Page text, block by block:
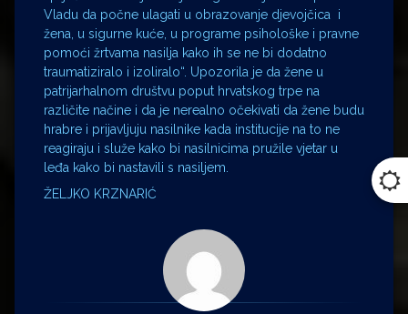
Vladu da počne ulagati u obrazovanje djevojčica i
žena, u sigurne kuće, u programe psihološke i pravne
pomoći žrtvama nasilja kako ih se ne bi dodatno
traumatiziralo i izoliralo“. Upozorila je da žene u
patrijarhalnom društvu poput hrvatskog trpe na
različite načine i da je nerealno očekivati da žene budu
hrabre i prijavljuju nasilnike kada institucije na to ne
reagiraju i služe kako bi nasilnicima pružile vjetar u
leđa kako bi nastavili s nasiljem.
ŽELJKO KRZNARIĆ